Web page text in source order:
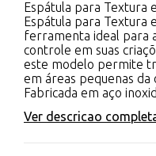
Espátula para Textura
Espátula para Textura
ferramenta ideal para
controle em suas
este modelo permite
em áreas pequenas
Fabricada em aço
Ver descricao